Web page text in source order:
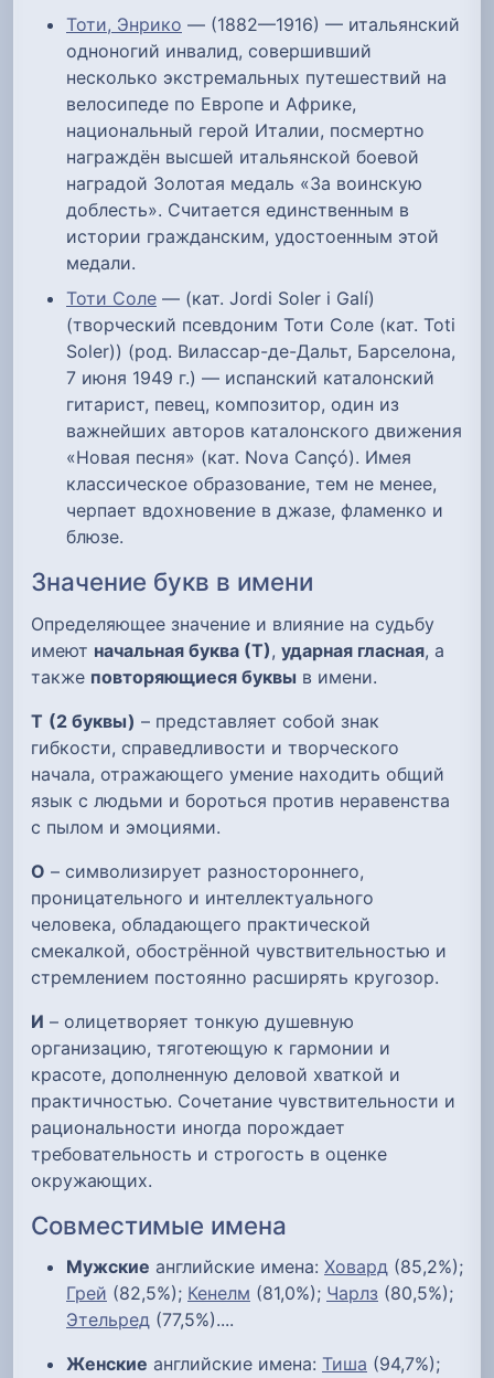
Тоти, Энрико — (1882—1916) — итальянский
одноногий инвалид, совершивший
несколько экстремальных путешествий на
велосипеде по Европе и Африке,
национальный герой Италии, посмертно
награждён высшей итальянской боевой
наградой Золотая медаль «За воинскую
доблесть». Считается единственным в
истории гражданским, удостоенным этой
медали.
Тоти Соле — (кат. Jordi Soler i Galí)
(творческий псевдоним Тоти Соле (кат. Toti
Soler)) (род. Вилассар-де-Дальт, Барселона,
7 июня 1949 г.) — испанский каталонский
гитарист, певец, композитор, один из
важнейших авторов каталонского движения
«Новая песня» (кат. Nova Cançó). Имея
классическое образование, тем не менее,
черпает вдохновение в джазе, фламенко и
блюзе.
Значение букв в имени
Определяющее значение и влияние на судьбу
имеют начальная буква (Т), ударная гласная, а
также повторяющиеся буквы в имени.
Т (2 буквы) – представляет собой знак
гибкости, справедливости и творческого
начала, отражающего умение находить общий
язык с людьми и бороться против неравенства
с пылом и эмоциями.
О – символизирует разностороннего,
проницательного и интеллектуального
человека, обладающего практической
смекалкой, обострённой чувствительностью и
стремлением постоянно расширять кругозор.
И – олицетворяет тонкую душевную
организацию, тяготеющую к гармонии и
красоте, дополненную деловой хваткой и
практичностью. Сочетание чувствительности и
рациональности иногда порождает
требовательность и строгость в оценке
окружающих.
Совместимые имена
Мужские английские имена: Ховард (85,2%);
Грей (82,5%); Кенелм (81,0%); Чарлз (80,5%);
Этельред (77,5%)....
Женские английские имена: Тиша (94,7%);